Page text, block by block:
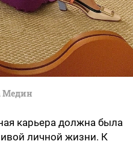
Медин
карьера должна была
личной жизни. К